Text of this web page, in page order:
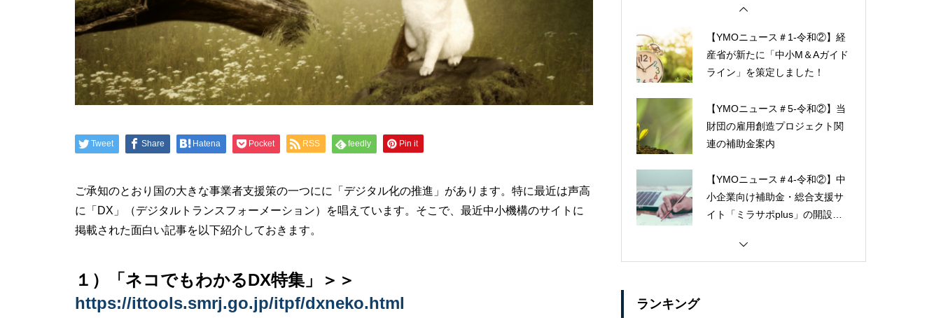
Tweet Share Hatena Pocket RSS feedly Pin it
ご承知のとおり国の大きな事業者支援策の一つにに「デジタル化の推進」があります。特に最近は声高
に「DX」（デジタルトランスフォーメーション）を唱えています。そこで、最近中小機構のサイトに
掲載された面白い記事を以下紹介しておきます。
１）「ネコでもわかるDX特集」＞＞
https://ittools.smrj.go.jp/itpf/dxneko.html
【YMOニュース＃1-令和②】経
産省が新たに「中小M＆Aガイド
ライン」を策定しました！
【YMOニュース＃5-令和②】当
財団の雇用創造プロジェクト関
連の補助金案内
【YMOニュース＃4-令和②】中
小企業向け補助金・総合支援サ
イト「ミラサポplus」の開設に
ランキング